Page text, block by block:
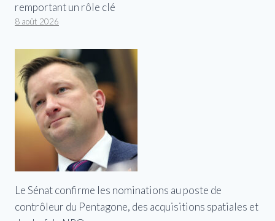
remportant un rôle clé
8 août 2026
Le Sénat confirme les nominations au poste de
contrôleur du Pentagone, des acquisitions spatiales et